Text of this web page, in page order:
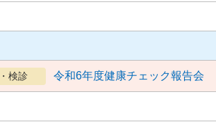
令和6年度健康チェック報告会